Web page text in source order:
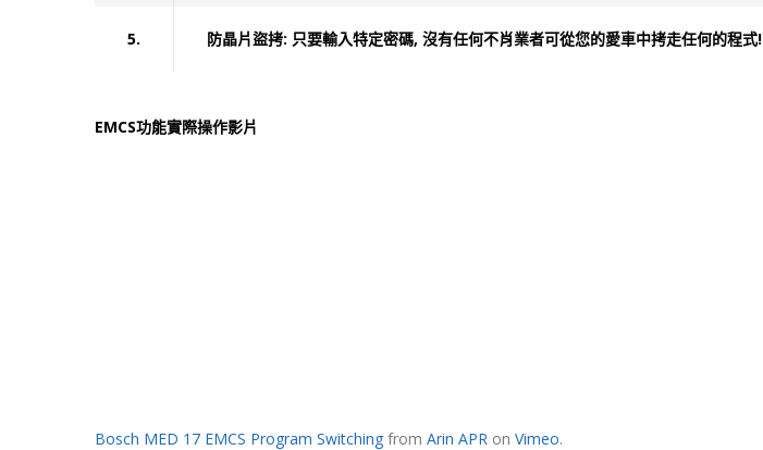
5. 防晶片盜拷: 只要輸入特定密碼, 沒有任何不肖業者可從您的愛車中拷走任何的程式!
EMCS功能實際操作影片
Bosch MED 17 EMCS Program Switching from Arin APR on Vimeo.